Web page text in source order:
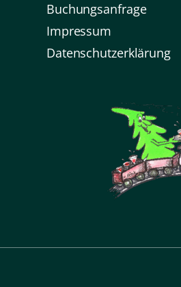
Buchungsanfrage
Impressum
Datenschutz­erklärung